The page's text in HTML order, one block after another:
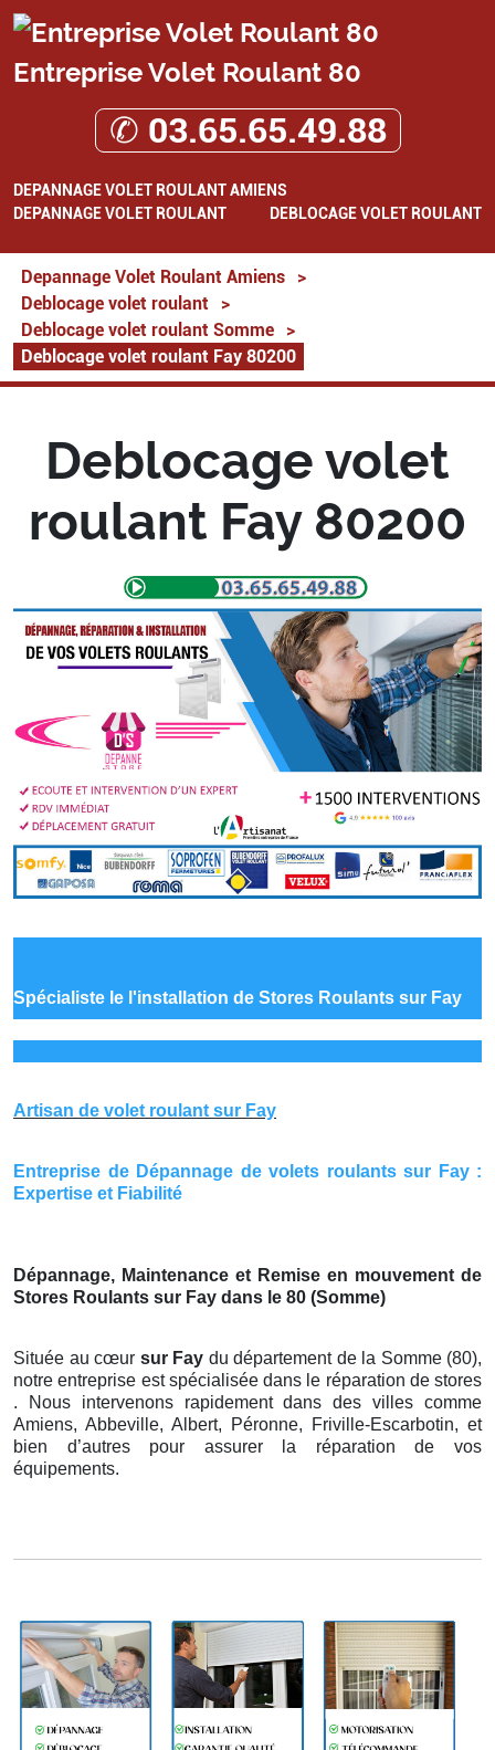
Entreprise Volet Roulant 80
✆ 03.65.65.49.88
DEPANNAGE VOLET ROULANT AMIENS
DEPANNAGE VOLET ROULANT
DEBLOCAGE VOLET ROULANT
Depannage Volet Roulant Amiens
>
Deblocage volet roulant
>
Deblocage volet roulant Somme
>
Deblocage volet roulant Fay 80200
Deblocage volet
roulant Fay 80200
Spécialiste le l'installation de Stores Roulants sur Fay
Artisan de volet roulant sur Fay
Entreprise de Dépannage de volets roulants sur Fay :
Expertise et Fiabilité
Dépannage, Maintenance et Remise en mouvement de
Stores Roulants sur Fay dans le 80 (Somme)
Située au cœur sur Fay du département de la Somme (80),
notre entreprise est spécialisée dans le réparation de stores
. Nous intervenons rapidement dans des villes comme
Amiens, Abbeville, Albert, Péronne, Friville-Escarbotin, et
bien d’autres pour assurer la réparation de vos
équipements.